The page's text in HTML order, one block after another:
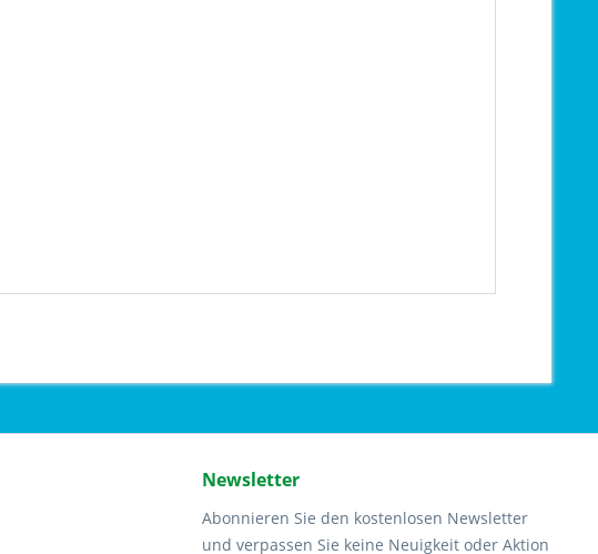
Newsletter
Abonnieren Sie den kostenlosen Newsletter
und verpassen Sie keine Neuigkeit oder Aktion